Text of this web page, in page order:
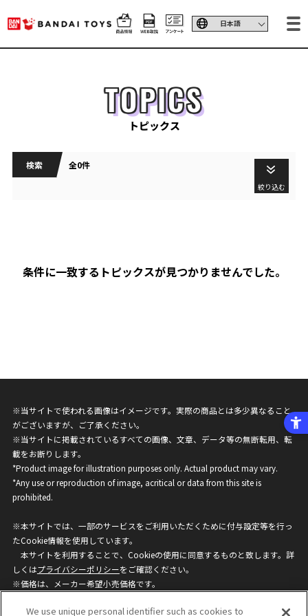
TOPICS
トピックス
検索 全0件
絞り込む
条件に一致するトピックスが見つかりませんでした。
※当サイトで使われる画像はイメージです。実際の商品とは多少異なること
がございますが、ご了承ください。
※当サイトに掲載されているすべての画像、文章、データ等の無断転用、転
載をお断りします。
*Product image for illustration purposes only. Actual product may vary.
*Any use or reproduction of image, acritical or data from this site is
prohibited.
※本サイトでは、一部のサービスをご利用いただくために付与設定等を行っ
たCookie情報を使用しています。
本サイトを利用することで、Cookieの使用に同意するものと致します。詳
しくはプライバシーポリシーをご確認ください。
※価格は、メーカー希望小売価格です。
ざいますのでご了承ください。
We use unique personal identifier such as cookies to